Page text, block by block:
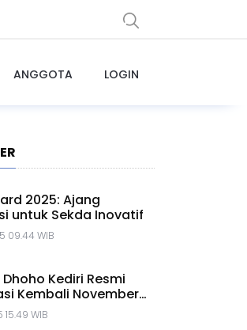
ANGGOTA LOGIN
2025: Ajang
untuk Sekda Inovatif
09.44 WIB
Kediri Resmi
Kembali November
WIB